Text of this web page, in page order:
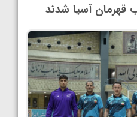
قهرمان آسیا شدند